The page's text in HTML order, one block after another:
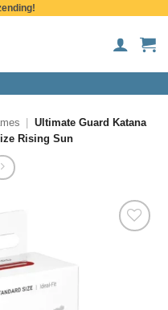
Ultimate Guard Katana
Rising Sun